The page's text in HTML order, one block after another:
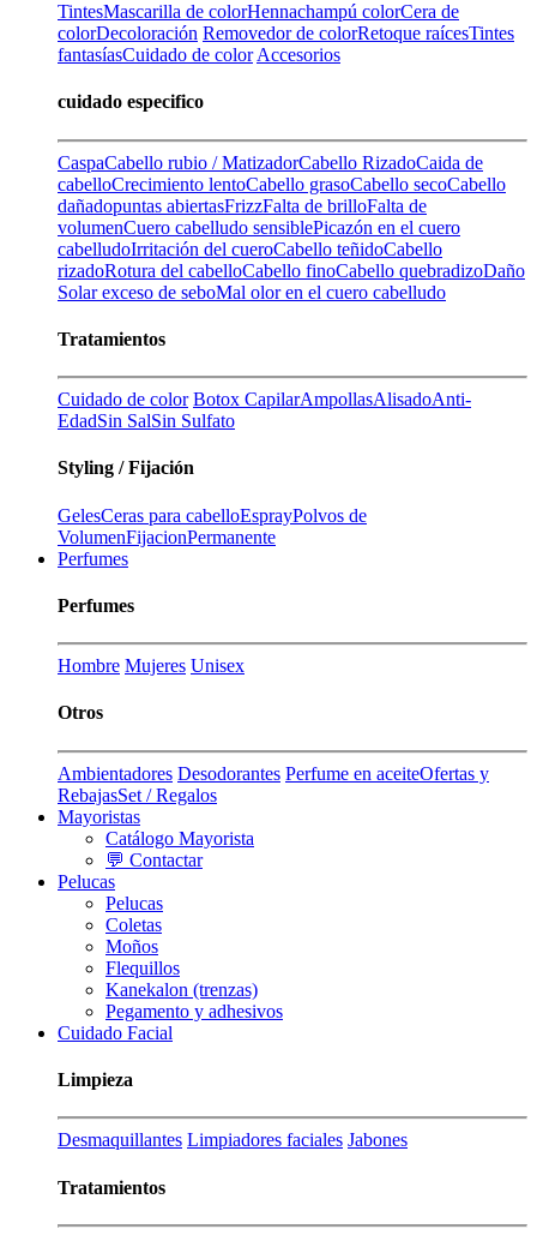
TintesMascarilla de colorHennachampú colorCera de
colorDecoloración Removedor de colorRetoque raícesTintes
fantasíasCuidado de color Accesorios
cuidado especifico
CaspaCabello rubio / MatizadorCabello RizadoCaida de
cabelloCrecimiento lentoCabello grasoCabello secoCabello
dañadopuntas abiertasFrizzFalta de brilloFalta de
volumenCuero cabelludo sensiblePicazón en el cuero
cabelludoIrritación del cueroCabello teñidoCabello
rizadoRotura del cabelloCabello finoCabello quebradizoDaño
Solarexceso de seboMal olor en el cuero cabelludo
Tratamientos
Cuidado de color Botox CapilarAmpollasAlisadoAnti-
EdadSin SalSin Sulfato
Styling / Fijación
GelesCeras para cabelloEsprayPolvos de
VolumenFijacionPermanente
Perfumes
Perfumes
Hombre Mujeres Unisex
Otros
Ambientadores Desodorantes Perfume en aceiteOfertas y
RebajasSet / Regalos
Mayoristas
Catálogo Mayorista
💬 Contactar
Pelucas
Pelucas
Coletas
Moños
Flequillos
Kanekalon (trenzas)
Pegamento y adhesivos
Cuidado Facial
Limpieza
Desmaquillantes Limpiadores faciales Jabones
Tratamientos